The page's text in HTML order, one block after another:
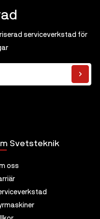
serviceverkstad för
Svetsteknik
oss